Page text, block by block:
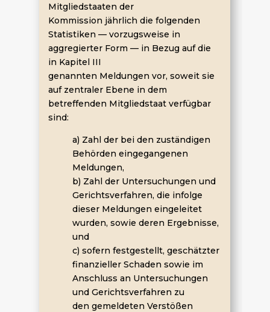
Mitgliedstaaten der
Kommission jährlich die folgenden
Statistiken — vorzugsweise in
aggregierter Form — in Bezug auf die
in Kapitel III
genannten Meldungen vor, soweit sie
auf zentraler Ebene in dem
betreffenden Mitgliedstaat verfügbar
sind:
a) Zahl der bei den zuständigen
Behörden eingegangenen
Meldungen,
b) Zahl der Untersuchungen und
Gerichtsverfahren, die infolge
dieser Meldungen eingeleitet
wurden, sowie deren Ergebnisse,
und
c) sofern festgestellt, geschätzter
finanzieller Schaden sowie im
Anschluss an Untersuchungen
und Gerichtsverfahren zu
den gemeldeten Verstößen